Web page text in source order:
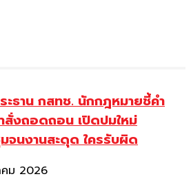
ธาน กสทช. นักกฎหมายชี้คำ
สั่งถอดถอน เปิดปมใหม่
มจนงานสะดุด ใครรับผิด
ม 2026